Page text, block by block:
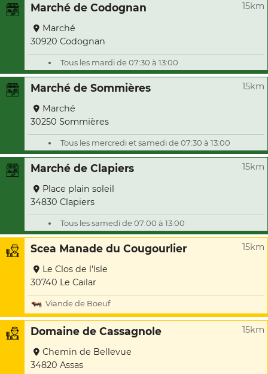
Marché de Codognan 15km
Marché
30920 Codognan
Tous les mardi de 07:30 à 13:00
Marché de Sommières 15km
Marché
30250 Sommières
Tous les mercredi et samedi de 07:30 à 13:00
Marché de Clapiers 15km
Place plain soleil
34830 Clapiers
Tous les samedi de 07:00 à 13:00
Scea Manade du Cougourlier 15km
Le Clos de l'Isle
30740 Le Cailar
Viande de Boeuf
Domaine de Cassagnole 15km
Chemin de Bellevue
34820 Assas